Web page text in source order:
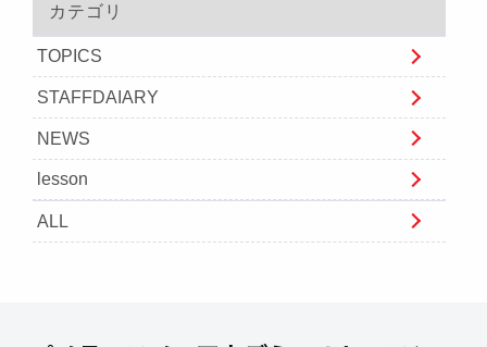
カテゴリ
TOPICS
STAFFDAIARY
NEWS
lesson
ALL